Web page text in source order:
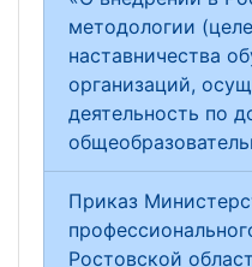
методологии
наставничества
организаций,
деятельность по
Приказ
Ростовской